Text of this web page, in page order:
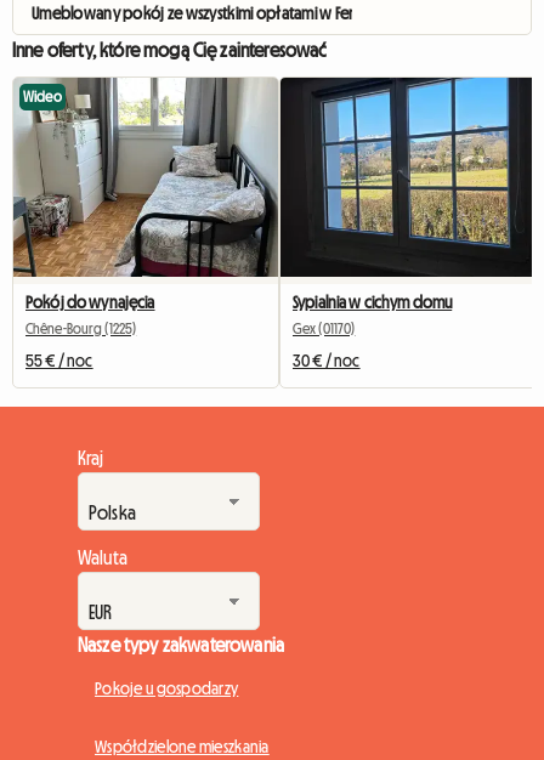
Umeblowany pokój ze wszystkimi opłatami w Ferney-Voltaire
Inne oferty, które mogą Cię zainteresować
Wideo
Pokój do wynajęcia
Chêne-Bourg (1225)
55 € / noc
Sypialnia w cichym domu
Gex (01170)
30 € / noc
Kraj
Waluta
Nasze typy zakwaterowania
Pokoje u gospodarzy
Współdzielone mieszkania